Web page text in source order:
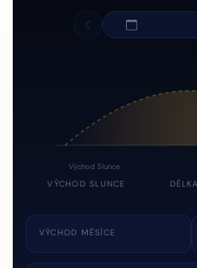
Východ Slunce
VÝCHOD SLUNCE
VÝCHOD MĚSÍCE